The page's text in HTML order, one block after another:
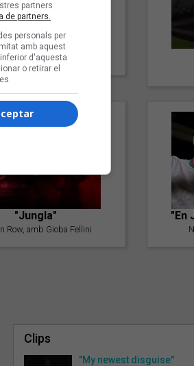
"Posidònia"
amb Joan Muntaner
(Xanguito)
"Jungla"
Row, amb Gioba Fellini
"En
Clips
"My newest disguise"
partners
de partners.
personals per
amb aquest
d'aquesta
o retirar el